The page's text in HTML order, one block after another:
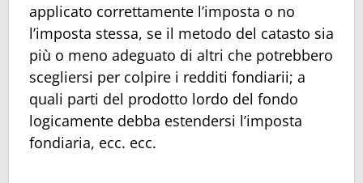
applicato correttamente l’imposta o no
l’imposta stessa, se il metodo del catasto sia
più o meno adeguato di altri che potrebbero
scegliersi per colpire i redditi fondiarii; a
quali parti del prodotto lordo del fondo
logicamente debba estendersi l’imposta
fondiaria, ecc. ecc.